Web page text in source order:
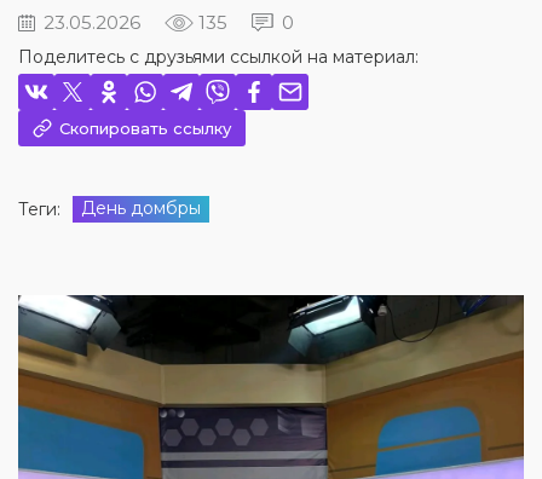
23.05.2026 135 0
Поделитесь с друзьями ссылкой на материал:
Скопировать ссылку
Теги: День домбры